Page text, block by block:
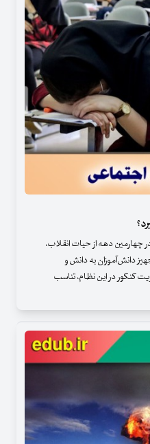
چهارمین دهه از حیات انقلاب،
دانش‌آموزان به دانش و
کنکور در این نظام، تناسب